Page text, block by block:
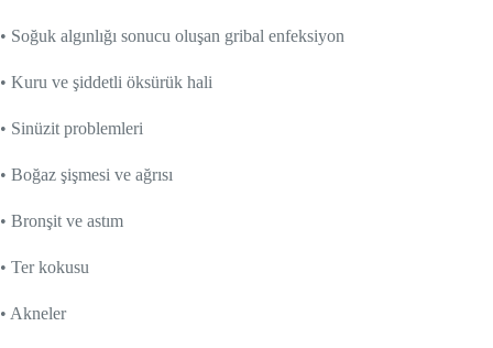
• Soğuk algınlığı sonucu oluşan gribal enfeksiyon
• Kuru ve şiddetli öksürük hali
• Sinüzit problemleri
• Boğaz şişmesi ve ağrısı
• Bronşit ve astım
• Ter kokusu
• Akneler